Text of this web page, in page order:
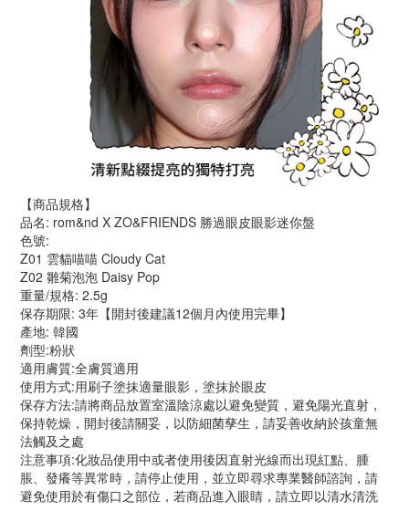
【商品規格】
品名: rom&nd X ZO&FRIENDS 勝過眼皮眼影迷你盤
色號:
Z01 雲貓喵喵 Cloudy Cat​
Z02 雛菊泡泡 Daisy Pop
重量/規格: 2.5g
保存期限: 3年【開封後建議12個月內使用完畢】
產地: 韓國
劑型:粉狀
適用膚質:全膚質適用
使用方式:用刷子塗抹適量眼影，塗抹於眼皮
保存方法:請將商品放置室溫陰涼處以避免變質，避免陽光直射，
保持乾燥，開封後請關妥，以防細菌孳生，請妥善收納於孩童無
法觸及之處
注意事項:化妝品使用中或者使用後因直射光線而出現紅點、腫
脹、發癢等異常時，請停止使用，並立即尋求專業醫師諮詢，請
避免使用於有傷口之部位，若商品進入眼睛，請立即以清水清洗